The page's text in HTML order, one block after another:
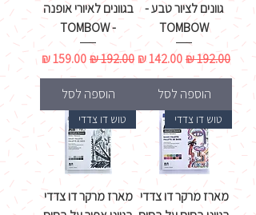
גוונים לציור טבע -
TOMBOW
מחיר רגיל מחיר מבצע
הוספה לסל
בגוונים לאיורי אופנה
- TOMBOW
מחיר רגיל מחיר מבצע
הוספה לסל
טוש דו צדדי
מארז מרקר דו צדדי
טוש דו צדדי
מארז מרקר דו צדדי